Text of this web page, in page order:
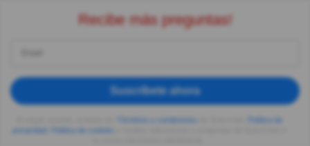
Recibe más preguntas!
Suscríbete ahora
privacidad